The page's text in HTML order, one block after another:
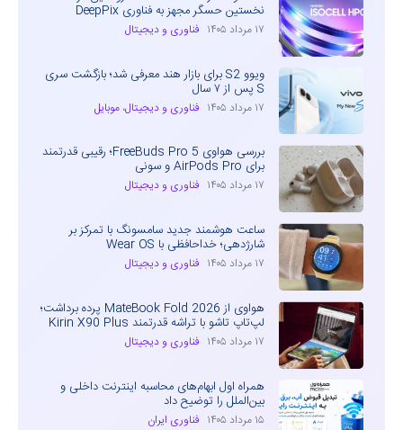
نخستین حسگر مجهز به فناوری DeepPix
۱۷ مرداد ۱۴۰۵ فناوری و دیجیتال
ویوو S2 برای بازار هند معرفی شد؛ بازگشت سری
S پس از ۷ سال
۱۷ مرداد ۱۴۰۵ فناوری و دیجیتال، موبایل
بررسی هواوی FreeBuds Pro 5؛ رقیبی قدرتمند
برای AirPods Pro و سونی
۱۷ مرداد ۱۴۰۵ فناوری و دیجیتال
ساعت هوشمند جدید سامسونگ با تمرکز بر
شارژدهی؛ خداحافظی با Wear OS
۱۷ مرداد ۱۴۰۵ فناوری و دیجیتال
هواوی از MateBook Fold 2026 پرده برداشت؛
لپ‌تاپ تاشو با تراشه قدرتمند Kirin X90 Plus
۱۷ مرداد ۱۴۰۵ فناوری و دیجیتال
همراه اول ابهام‌های محاسبه اینترنت داخلی و
بین‌الملل را توضیح داد
۱۵ مرداد ۱۴۰۵ فناوری ایران